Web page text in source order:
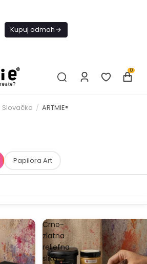
Kupuj odmah
0
Slovačka / ARTMIE®
Papilora Art
Crno-
zlatna
reljefna
slika